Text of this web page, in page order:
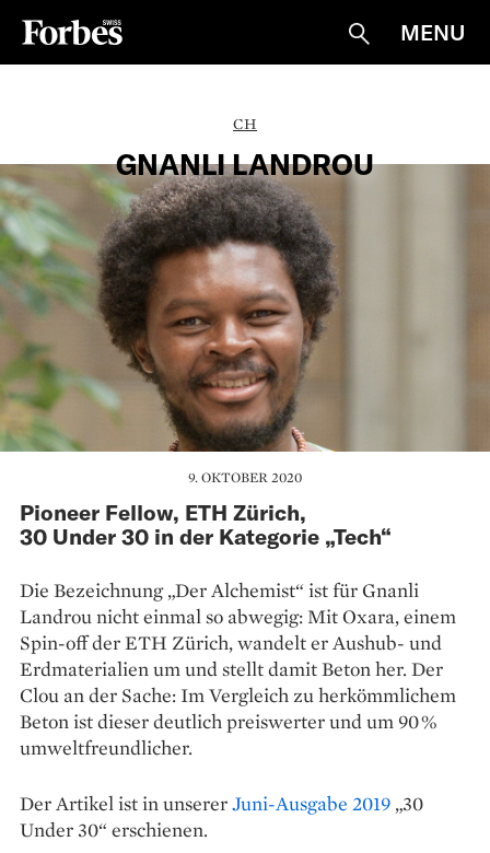
Suche
MENU
CH
GNANLI LANDROU
9. OKTOBER 2020
Pioneer Fellow, ETH Zürich,
30 Under 30 in der Kategorie „Tech“
Die Bezeichnung „Der Alchemist“ ist für Gnanli
Landrou nicht einmal so abwegig: Mit Oxara, einem
Spin-off der ETH Zürich, wandelt er Aushub- und
Erdmaterialien um und stellt damit Beton her. Der
Clou an der Sache: Im Vergleich zu herkömmlichem
Beton ist dieser deutlich preiswerter und um 90 %
umweltfreundlicher.
Der Artikel ist in unsererJuni-Ausgabe 2019 „30
Under 30“ erschienen.